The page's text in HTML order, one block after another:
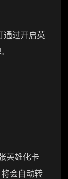
通过开启英
英雄化卡
会自动转